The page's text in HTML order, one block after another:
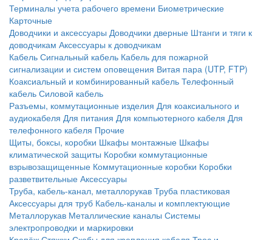
Терминалы учета рабочего времени Биометрические
Карточные
Доводчики и аксессуары Доводчики дверные Штанги и тяги к
доводчикам Аксессуары к доводчикам
Кабель Сигнальный кабель Кабель для пожарной
сигнализации и систем оповещения Витая пара (UTP, FTP)
Коаксиальный и комбинированный кабель Телефонный
кабель Силовой кабель
Разъемы, коммутационные изделия Для коаксиального и
аудиокабеля Для питания Для компьютерного кабеля Для
телефонного кабеля Прочие
Щиты, боксы, коробки Шкафы монтажные Шкафы
климатической защиты Коробки коммутационные
взрывозащищенные Коммутационные коробки Коробки
разветвительные Аксессуары
Труба, кабель-канал, металлорукав Труба пластиковая
Аксессуары для труб Кабель-каналы и комплектующие
Металлорукав Металлические каналы Системы
электропроводки и маркировки